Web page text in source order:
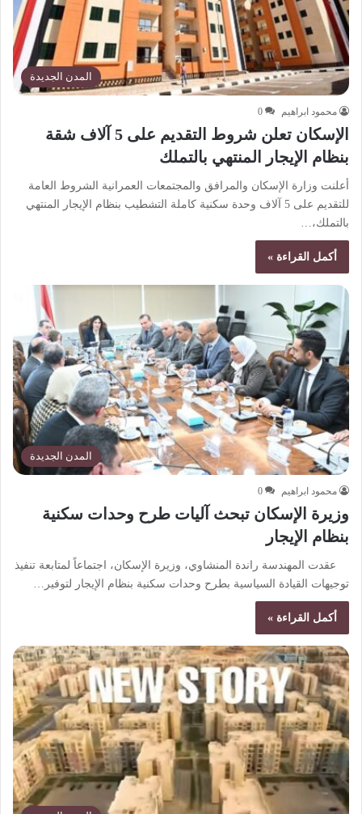
المدن الجديدة
محمود ابراهيم 0
الإسكان تعلن شروط التقديم على 5 آلاف شقة
بنظام الإيجار المنتهي بالتملك
أعلنت وزارة الإسكان والمرافق والمجتمعات العمرانية الشروط العامة
للتقديم على 5 آلاف وحدة سكنية كاملة التشطيب بنظام الإيجار المنتهي
بالتملك،…
أكمل القراءة »
المدن الجديدة
محمود ابراهيم 0
وزيرة الإسكان تبحث آليات طرح وحدات سكنية
بنظام الإيجار
عقدت المهندسة راندة المنشاوي، وزيرة الإسكان، اجتماعاً لمتابعة تنفيذ
توجيهات القيادة السياسية بطرح وحدات سكنية بنظام الإيجار لتوفير…
أكمل القراءة »